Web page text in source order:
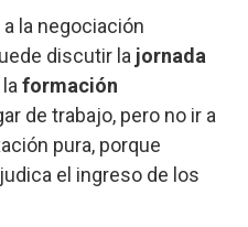
la negociación
discutir la jornada
la formación
de trabajo, pero no ir a
pura, porque
el ingreso de los